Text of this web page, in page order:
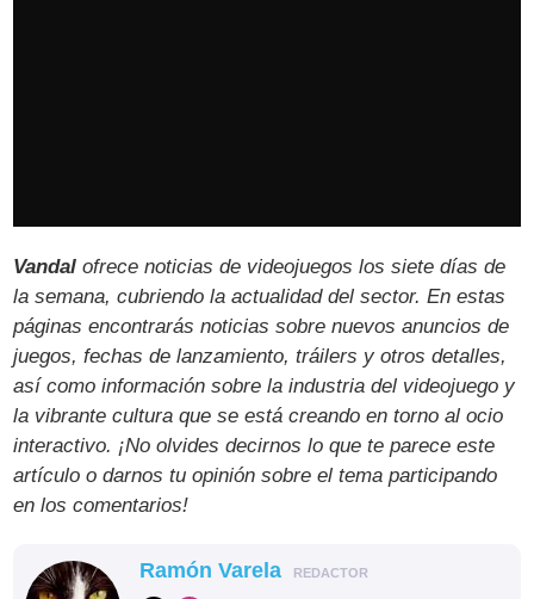
Vandal ofrece noticias de videojuegos los siete días de
la semana, cubriendo la actualidad del sector. En estas
páginas encontrarás noticias sobre nuevos anuncios de
juegos, fechas de lanzamiento, tráilers y otros detalles,
así como información sobre la industria del videojuego y
la vibrante cultura que se está creando en torno al ocio
interactivo. ¡No olvides decirnos lo que te parece este
artículo o darnos tu opinión sobre el tema participando
en los comentarios!
Ramón Varela REDACTOR